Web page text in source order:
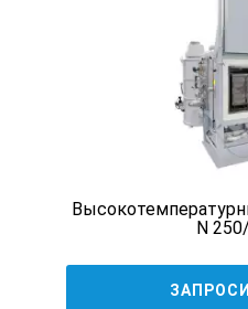
Размеры рабочей камеры
Габаритные размеры, мм,
N